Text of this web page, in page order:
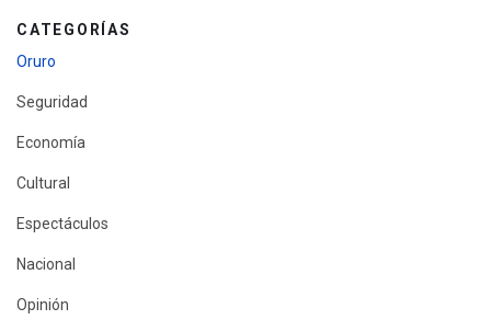
CATEGORÍAS
Oruro
Seguridad
Economía
Cultural
Espectáculos
Nacional
Opinión